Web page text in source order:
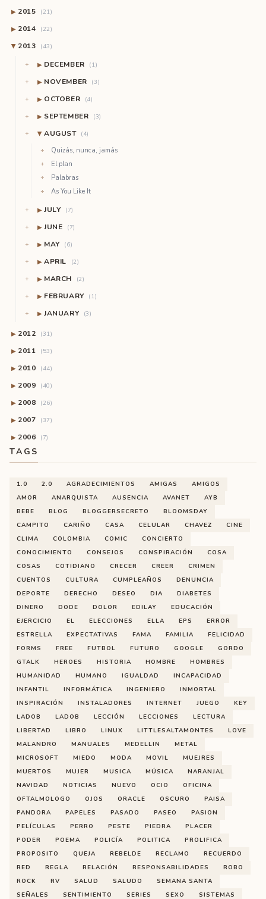
▶ 2015 (21)
▶ 2014 (22)
▶ 2013 (43)
▶ DECEMBER (1)
▶ NOVEMBER (3)
▶ OCTOBER (4)
▶ SEPTEMBER (3)
▶ AUGUST (4)
Quizás, nunca, jamás
El plan
Palabras
As You Like It
▶ JULY (7)
▶ JUNE (7)
▶ MAY (6)
▶ APRIL (2)
▶ MARCH (2)
▶ FEBRUARY (1)
▶ JANUARY (3)
▶ 2012 (31)
▶ 2011 (53)
▶ 2010 (44)
▶ 2009 (40)
▶ 2008 (26)
▶ 2007 (37)
▶ 2006 (7)
TAGS
1.0 2.0 AGRADECIMIENTOS AMIGAS
AMIGOS
AMOR
ANARQUISTA AUSENCIA AVANET
AYB
BEBE
BLOG BLOGGERSECRETO
BLOOMSDAY
CAMPITO
CARIÑO CASA CELULAR CHAVEZ
CINE
CLIMA
COLOMBIA COMIC
CONCIERTO
CONOCIMIENTO
CONSEJOS CONSPIRACIÓN
COSA
COSAS
COTIDIANO CRECER CREER
CRIMEN
CUENTOS
CULTURA CUMPLEAÑOS
DENUNCIA
DEPORTE
DERECHO DESEO DIA
DIABETES
DINERO
DODE DOLOR EDILAY
EDUCACIÓN
EJERCICIO
EL ELECCIONES ELLA EPS
ERROR
ESTRELLA
EXPECTATIVAS FAMA FAMILIA
FELICIDAD
FORMS
FREE FUTBOL FUTURO GOOGLE
GORDO
GTALK
HEROES HISTORIA HOMBRE
HOMBRES
HUMANIDAD
HUMANO IGUALDAD
INCAPACIDAD
INFANTIL
INFORMÁTICA INGENIERO
INMORTAL
INSPIRACIÓN
INSTALADORES INTERNET JUEGO
KEY
LADOB
LADOB LECCIÓN LECCIONES
LECTURA
LIBERTAD
LIBRO LINUX LITTLESALTAMONTES
LOVE
MALANDRO
MANUALES MEDELLIN
METAL
MICROSOFT
MIEDO MODA MOVIL
MUEJRES
MUERTOS
MUJER MUSICA MÚSICA
NARANJAL
NAVIDAD
NOTICIAS NUEVO OCIO
OFICINA
OFTALMOLOGO
OJOS ORACLE OSCURO
PAISA
PANDORA
PAPELES PASADO PASEO
PASION
PELÍCULAS
PERRO PESTE PIEDRA
PLACER
PODER
POEMA POLICÍA POLITICA
PROLIFICA
PROPOSITO
QUEJA REBELDE RECLAMO
RECUERDO
RED
REGLA RELACIÓN RESPONSABILIDADES
ROBO
ROCK
RV SALUD SALUDO
SEMANA SANTA
SEÑALES
SENTIMIENTO SERIES SEXO SISTEMAS